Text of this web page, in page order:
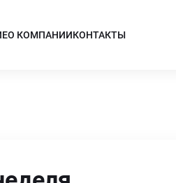
О КОМПАНИИКОНТАКТЫ